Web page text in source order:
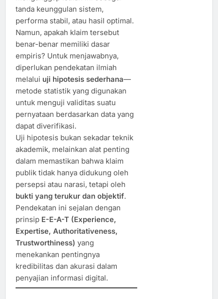
tanda keunggulan sistem,
performa stabil, atau hasil optimal.
Namun, apakah klaim tersebut
benar-benar memiliki dasar
empiris? Untuk menjawabnya,
diperlukan pendekatan ilmiah
melalui uji hipotesis sederhana—
metode statistik yang digunakan
untuk menguji validitas suatu
pernyataan berdasarkan data yang
dapat diverifikasi.
Uji hipotesis bukan sekadar teknik
akademik, melainkan alat penting
dalam memastikan bahwa klaim
publik tidak hanya didukung oleh
persepsi atau narasi, tetapi oleh
bukti yang terukur dan objektif.
Pendekatan ini sejalan dengan
prinsip E-E-A-T (Experience,
Expertise, Authoritativeness,
Trustworthiness) yang
menekankan pentingnya
kredibilitas dan akurasi dalam
penyajian informasi digital.